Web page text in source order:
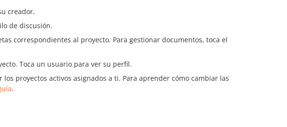
creador,
de discusión.
correspondientes al proyecto. Para gestionar documentos, toca el
Toca un usuario para ver su perfil.
proyectos activos asignados a ti. Para aprender cómo cambiar las
.